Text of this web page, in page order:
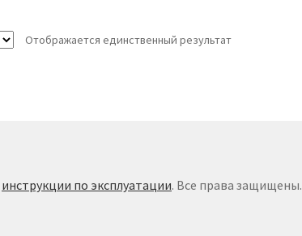
Отображается единственный результат
инструкции по эксплуатации. Все права защищены.